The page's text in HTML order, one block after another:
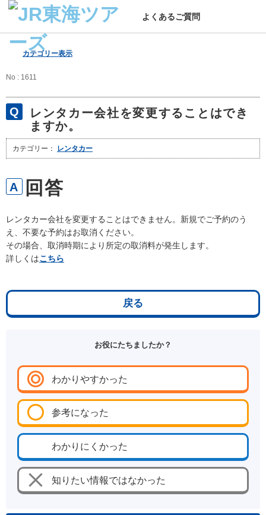
よくあるご質問
カテゴリー表示
No : 1611
レンタカー会社を変更することはでき
ますか。
カテゴリー： レンタカー
レンタカー会社を変更することはできません。新規でご予約のう
え、不要な予約はお取消ください。
その場合、取消時期により所定の取消料が発生します。
詳しくはこちら
戻る
お役にたちましたか？
わかりやすかった
参考になった
わかりにくかった
知りたい情報ではなかった